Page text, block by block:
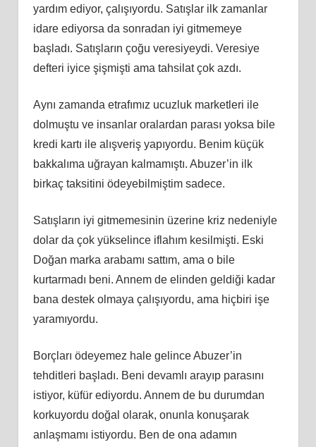
yardım ediyor, çalışıyordu. Satışlar ilk zamanlar
idare ediyorsa da sonradan iyi gitmemeye
başladı. Satışların çoğu veresiyeydi. Veresiye
defteri iyice şişmişti ama tahsilat çok azdı.
Aynı zamanda etrafımız ucuzluk marketleri ile
dolmuştu ve insanlar oralardan parası yoksa bile
kredi kartı ile alışveriş yapıyordu. Benim küçük
bakkalıma uğrayan kalmamıştı. Abuzer’in ilk
birkaç taksitini ödeyebilmiştim sadece.
Satışların iyi gitmemesinin üzerine kriz nedeniyle
dolar da çok yükselince iflahım kesilmişti. Eski
Doğan marka arabamı sattım, ama o bile
kurtarmadı beni. Annem de elinden geldiği kadar
bana destek olmaya çalışıyordu, ama hiçbiri işe
yaramıyordu.
Borçları ödeyemez hale gelince Abuzer’in
tehditleri başladı. Beni devamlı arayıp parasını
istiyor, küfür ediyordu. Annem de bu durumdan
korkuyordu doğal olarak, onunla konuşarak
anlaşmamı istiyordu. Ben de ona adamın